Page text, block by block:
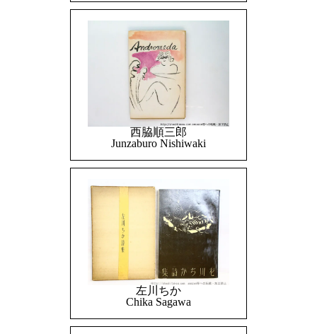
西脇順三郎
Junzaburo Nishiwaki
左川ちか
Chika Sagawa